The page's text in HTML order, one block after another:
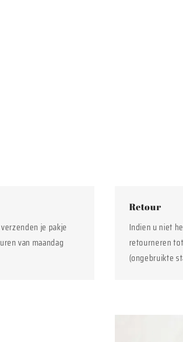
je pakje
van maandag
Retour
Indien u niet
retourneren
(ongebruikte